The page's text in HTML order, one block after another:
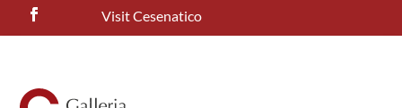
Visit Cesenatico